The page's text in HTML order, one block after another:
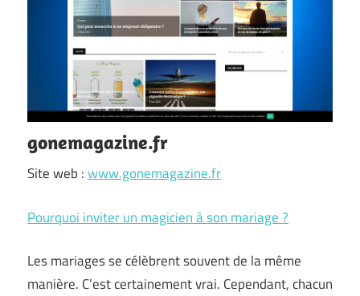
gonemagazine.fr
Site web :www.gonemagazine.fr
Pourquoi inviter un magicien à son mariage ?
Les mariages se célèbrent souvent de la même
manière. C’est certainement vrai. Cependant, chacun